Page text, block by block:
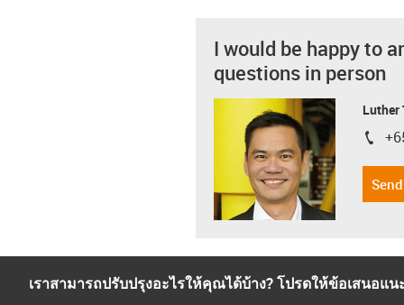
I would be happy to
questions in person
Luther
igus-
เราสามารถปรับปรุงอะไรให้คุณได้บ้าง? โปรดให้ข้อเสนอแน